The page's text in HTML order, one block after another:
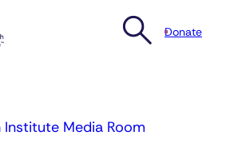
Donate
Institute Media Room